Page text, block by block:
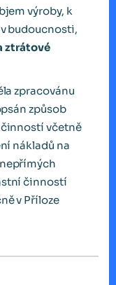
výroby, k
budoucnosti,
ztrátové
zpracovánu
způsob
včetně
nákladů na
činností
v Příloze